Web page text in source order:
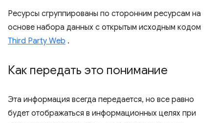
Ресурсы сгруппированы по сторонним ресурсам на
основе набора данных с открытым исходным кодом
Third Party Web .
Как передать это понимание
Эта информация всегда передается, но все равно
будет отображаться в информационных целях при